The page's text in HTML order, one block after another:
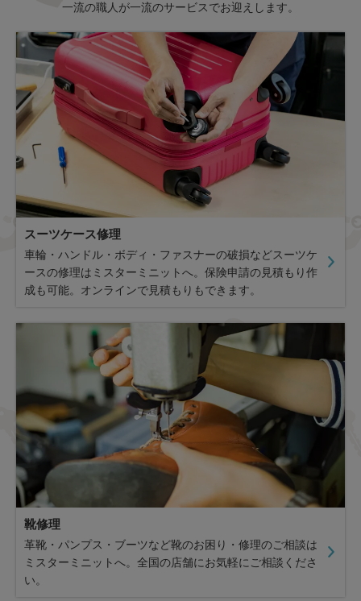
一流の職人が一流のサービスでお迎えします。
スーツケース修理
車輪・ハンドル・ボディ・ファスナーの破損などスーツケ
ースの修理はミスターミニットへ。保険申請の見積もり作
成も可能。オンラインで見積もりもできます。
靴修理
革靴・パンプス・ブーツなど靴のお困り・修理のご相談は
ミスターミニットへ。全国の店舗にお気軽にご相談くださ
い。